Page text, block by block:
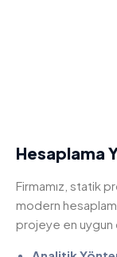
Hesaplama
Firmamız, statik
modern
projeye en uygun